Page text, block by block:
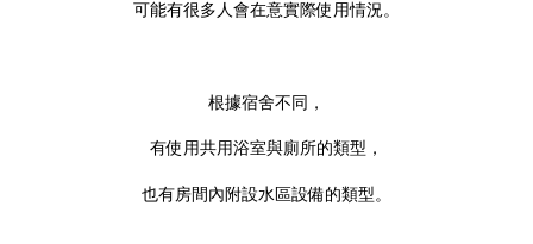
可能有很多人會在意實際使用情況。
根據宿舍不同，
有使用共用浴室與廁所的類型，
也有房間內附設水區設備的類型。